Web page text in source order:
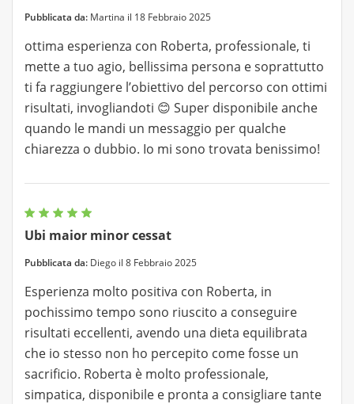
Pubblicata da: Martina il 18 Febbraio 2025
ottima esperienza con Roberta, professionale, ti
mette a tuo agio, bellissima persona e soprattutto
ti fa raggiungere l’obiettivo del percorso con ottimi
risultati, invogliandoti 😊 Super disponibile anche
quando le mandi un messaggio per qualche
chiarezza o dubbio. Io mi sono trovata benissimo!
Ubi maior minor cessat
Pubblicata da: Diego il 8 Febbraio 2025
Esperienza molto positiva con Roberta, in
pochissimo tempo sono riuscito a conseguire
risultati eccellenti, avendo una dieta equilibrata
che io stesso non ho percepito come fosse un
sacrificio. Roberta è molto professionale,
simpatica, disponibile e pronta a consigliare tante